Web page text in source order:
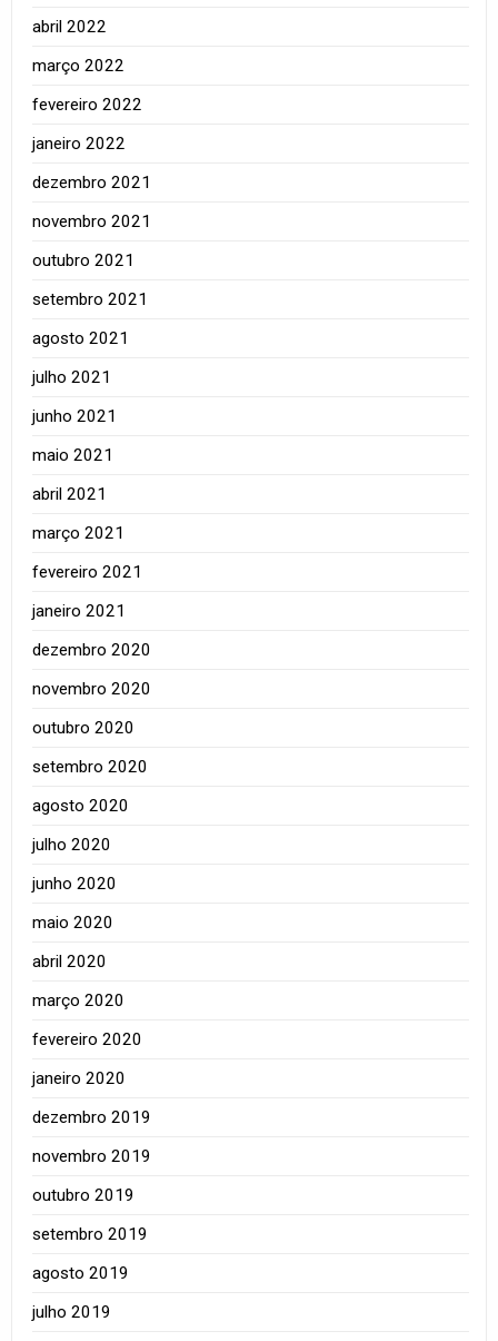
abril 2022
março 2022
fevereiro 2022
janeiro 2022
dezembro 2021
novembro 2021
outubro 2021
setembro 2021
agosto 2021
julho 2021
junho 2021
maio 2021
abril 2021
março 2021
fevereiro 2021
janeiro 2021
dezembro 2020
novembro 2020
outubro 2020
setembro 2020
agosto 2020
julho 2020
junho 2020
maio 2020
abril 2020
março 2020
fevereiro 2020
janeiro 2020
dezembro 2019
novembro 2019
outubro 2019
setembro 2019
agosto 2019
julho 2019